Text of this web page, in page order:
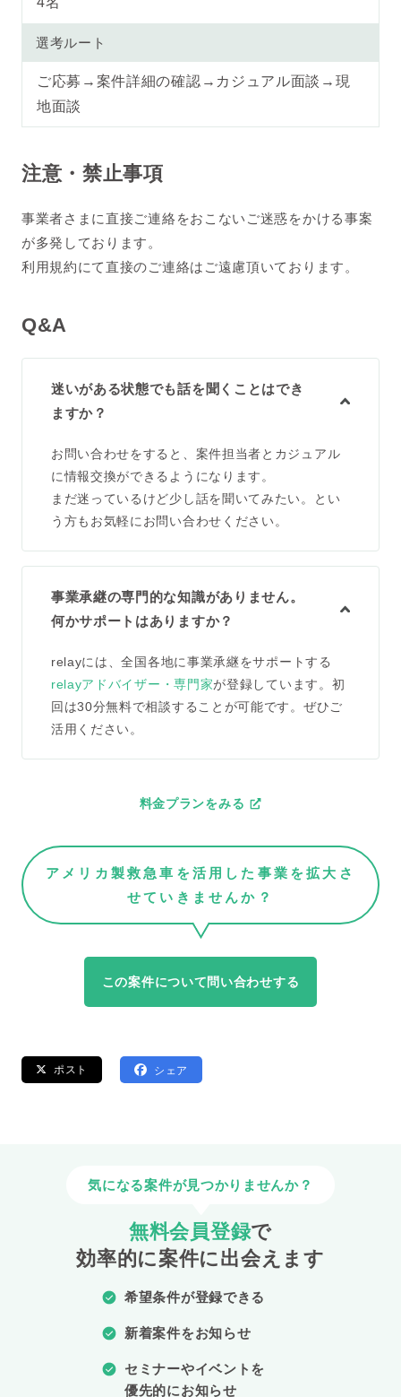
選考ルート
ご応募→案件詳細の確認→カジュアル面談→現
地面談
注意・禁止事項
事業者さまに直接ご連絡をおこないご迷惑をかける事案
が多発しております。
利用規約にて直接のご連絡はご遠慮頂いております。
Q&A
迷いがある状態でも話を聞くことはでき
ますか？
お問い合わせをすると、案件担当者とカジュアル
に情報交換ができるようになります。
まだ迷っているけど少し話を聞いてみたい。とい
う方もお気軽にお問い合わせください。
事業承継の専門的な知識がありません。
何かサポートはありますか？
relayには、全国各地に事業承継をサポートする
relayアドバイザー・専門家が登録しています。初
回は30分無料で相談することが可能です。ぜひご
活用ください。
料金プランをみる
アメリカ製救急車を活用した事業を拡大さ
せていきませんか？
この案件について問い合わせする
ポスト シェア
気になる案件が見つかりませんか？
無料会員登録で
効率的に案件に出会えます
希望条件が登録できる
新着案件をお知らせ
セミナーやイベントを
優先的にお知らせ